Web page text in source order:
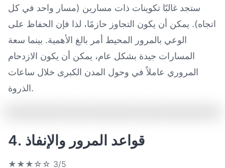
ستجد غالبًا تكوينات ذات مسارين (مسار واحد في كل
اتجاه). يمكن أن يكون التجاوز حازمًا، لذا فإن الحفاظ على
الوعي بالمرور المحيط أمر بالغ الأهمية. بينما سعة
المسارات جيدة بشكل عام، يمكن أن يكون الازدحام
المروري عاملاً في وحول المدن الكبرى خلال ساعات
الذروة.
4. قواعد المرور والإنفاذ
★★★☆☆ 3/5